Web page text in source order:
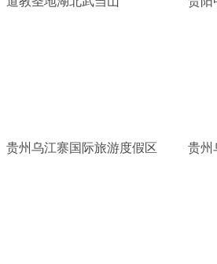
贵州乌江寨国际旅游度假区 贵州